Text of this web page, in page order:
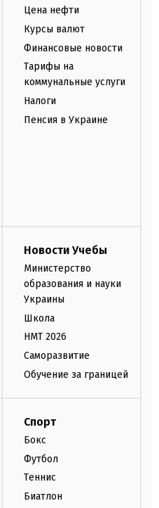
Цена нефти
Курсы валют
Финансовые новости
Тарифы на
коммунальные услуги
Налоги
Пенсия в Украине
Новости Учебы
Министерство
образования и науки
Украины
Школа
НМТ 2026
Саморазвитие
Обучение за границей
Спорт
Бокс
Футбол
Теннис
Биатлон